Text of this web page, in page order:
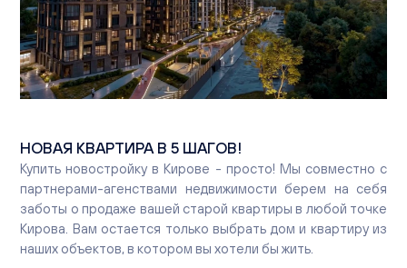
Вакансии
Офисы продаж
Контакты
НОВАЯ КВАРТИРА В 5 ШАГОВ!
Купить новостройку в Кирове - просто! Мы совместно с
партнерами-агенствами недвижимости берем на себя
заботы о продаже вашей старой квартиры в любой точке
Кирова. Вам остается только выбрать дом и квартиру из
наших объектов, в котором вы хотели бы жить.